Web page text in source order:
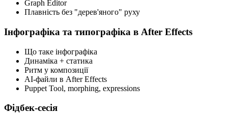
Graph Editor
Плавність без "дерев'яного" руху
Інфографіка та типографіка в After Effects
Що таке інфографіка
Динаміка + статика
Ритм у композиції
AI-файли в After Effects
Puppet Tool, morphing, expressions
Фідбек-сесія